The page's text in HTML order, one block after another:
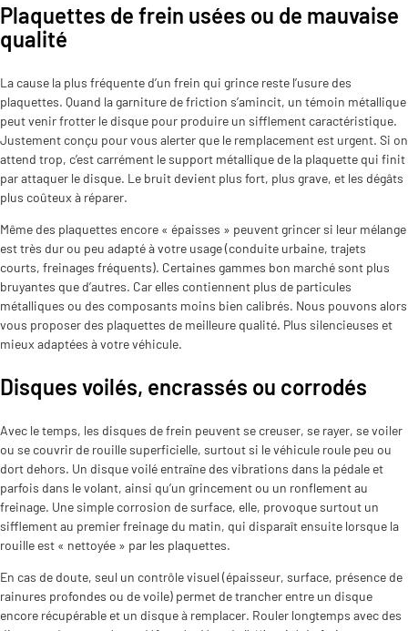
Plaquettes de frein usées ou de mauvaise
qualité
La cause la plus fréquente d’un frein qui grince reste l’usure des
plaquettes. Quand la garniture de friction s’amincit, un témoin métallique
peut venir frotter le disque pour produire un sifflement caractéristique.
Justement conçu pour vous alerter que le remplacement est urgent. Si on
attend trop, c’est carrément le support métallique de la plaquette qui finit
par attaquer le disque. Le bruit devient plus fort, plus grave, et les dégâts
plus coûteux à réparer.
Même des plaquettes encore « épaisses » peuvent grincer si leur mélange
est très dur ou peu adapté à votre usage (conduite urbaine, trajets
courts, freinages fréquents). Certaines gammes bon marché sont plus
bruyantes que d’autres. Car elles contiennent plus de particules
métalliques ou des composants moins bien calibrés. Nous pouvons alors
vous proposer des plaquettes de meilleure qualité. Plus silencieuses et
mieux adaptées à votre véhicule.
Disques voilés, encrassés ou corrodés
Avec le temps, les disques de frein peuvent se creuser, se rayer, se voiler
ou se couvrir de rouille superficielle, surtout si le véhicule roule peu ou
dort dehors. Un disque voilé entraîne des vibrations dans la pédale et
parfois dans le volant, ainsi qu’un grincement ou un ronflement au
freinage. Une simple corrosion de surface, elle, provoque surtout un
sifflement au premier freinage du matin, qui disparaît ensuite lorsque la
rouille est « nettoyée » par les plaquettes.
En cas de doute, seul un contrôle visuel (épaisseur, surface, présence de
rainures profondes ou de voile) permet de trancher entre un disque
encore récupérable et un disque à remplacer. Rouler longtemps avec des